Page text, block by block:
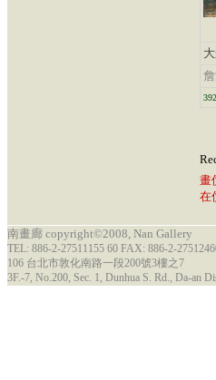
畫
在
南畫廊 copyright©2008, Nan Gallery
TEL: 886-2-27511155 60 FAX: 886-2-
106 台北市敦化南路一段200號3樓之7
3F.-7, No.200, Sec. 1, Dunhua S. Rd., Da-an